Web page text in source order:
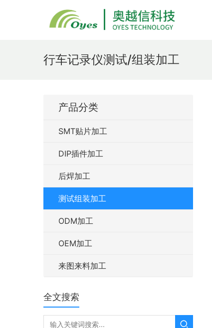
行车记录仪测试/组装加工
产品分类
SMT贴片加工
DIP插件加工
后焊加工
测试组装加工
ODM加工
OEM加工
来图来料加工
全文搜索